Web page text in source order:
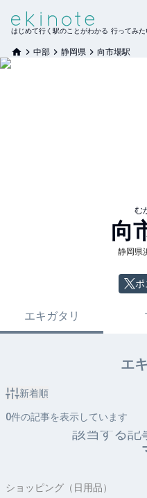
はじめて行く駅のことがわかる 行ってみた
中部 静岡県 向市場駅
む
向
静岡県
ポ
エキガタリ
エ
新着順
0件の記事を表示しています
該当する記
ショッピング（日用品）